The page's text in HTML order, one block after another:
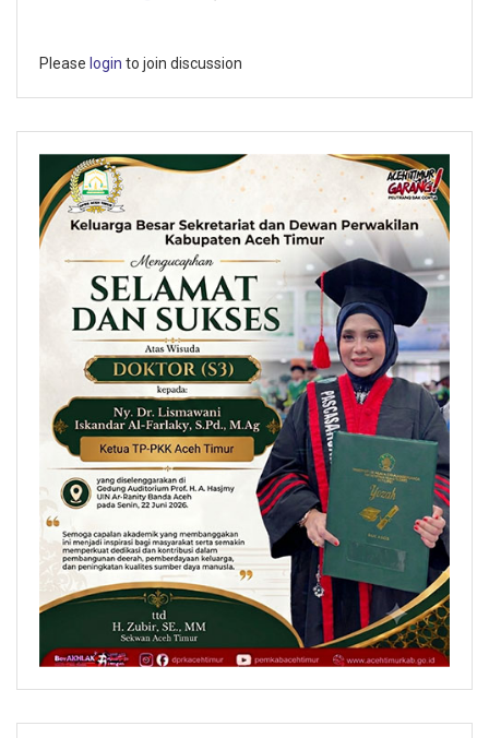
Please login to join discussion